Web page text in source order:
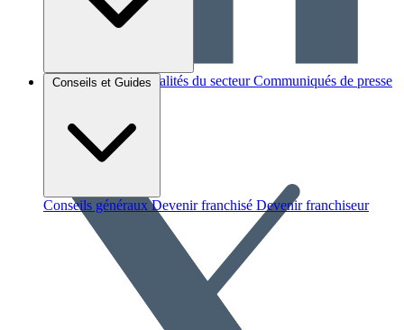
Brèves et actus Actualités du secteur Communiqués de presse
Conseils et Guides
Conseils généraux Devenir franchisé Devenir franchiseur